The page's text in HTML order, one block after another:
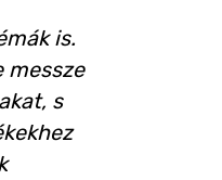
is.
messze
s